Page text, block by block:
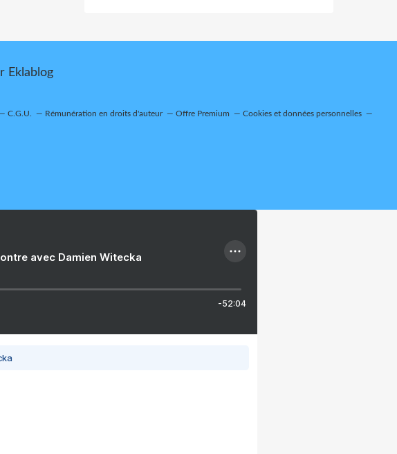
Eklablog
C.G.U. Rémunération en droits d'auteur Offre Premium Cookies et données personnelles
avec Damien Witecka
-52:04